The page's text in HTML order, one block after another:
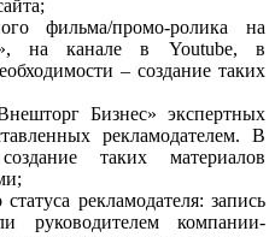
фильма/промо-ролика на
на канале в Youtube, в
– создание таких
Бизнес» экспертных
рекламодателем. В
таких материалов
рекламодателя: запись
руководителем компании-